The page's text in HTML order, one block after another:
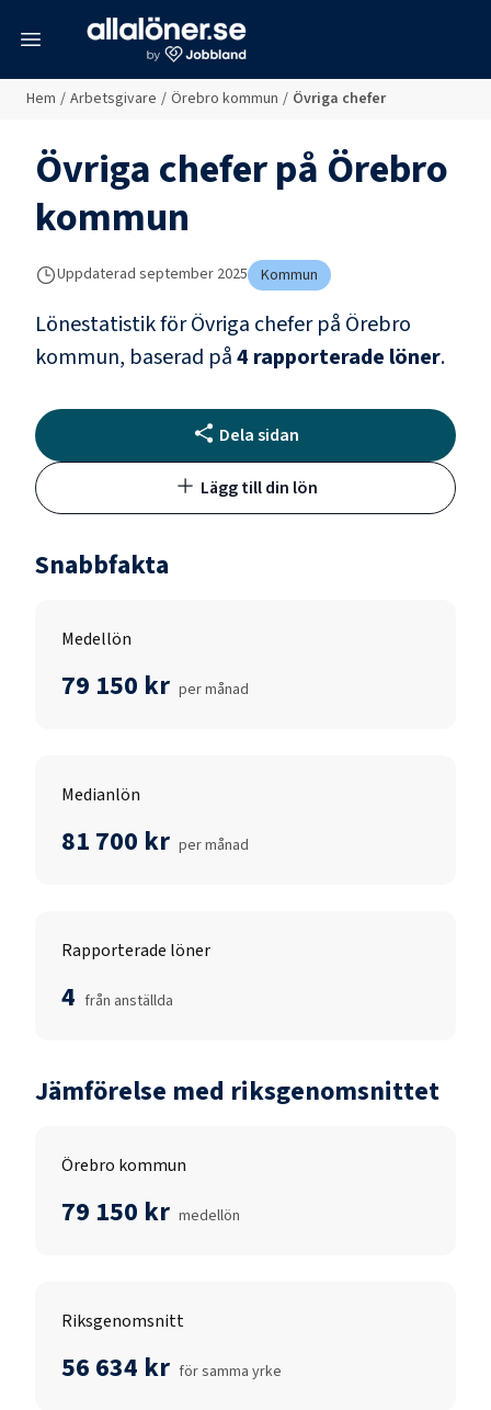
Hem / Arbetsgivare / Örebro kommun / Övriga chefer
Övriga cheferpå Örebro
kommun
Uppdaterad september 2025 Kommun
Lönestatistik förÖvriga cheferpå Örebro
kommun, baserad på4 rapporterade löner.
Dela sidan
Lägg till din lön
Snabbfakta
Medellön
79 150 kr per månad
Medianlön
81 700 kr per månad
Rapporterade löner
4 från anställda
Jämförelse med riksgenomsnittet
Örebro kommun
79 150 kr medellön
Riksgenomsnitt
56 634 kr för samma yrke